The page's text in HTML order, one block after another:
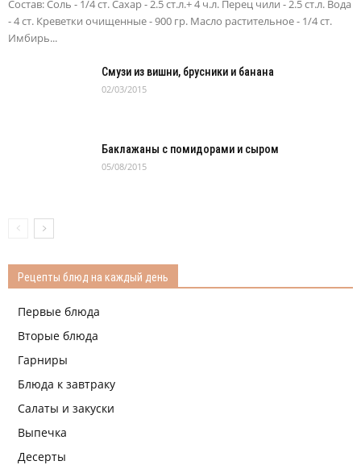
Состав: Соль - 1/4 ст. Сахар - 2.5 ст.л.+ 4 ч.л. Перец чили - 2.5 ст.л. Вода
- 4 ст. Креветки очищенные - 900 гр. Масло растительное - 1/4 ст.
Имбирь...
Смузи из вишни, брусники и банана
02/03/2015
Баклажаны с помидорами и сыром
05/08/2015
Рецепты блюд на каждый день
Первые блюда
Вторые блюда
Гарниры
Блюда к завтраку
Салаты и закуски
Выпечка
Десерты